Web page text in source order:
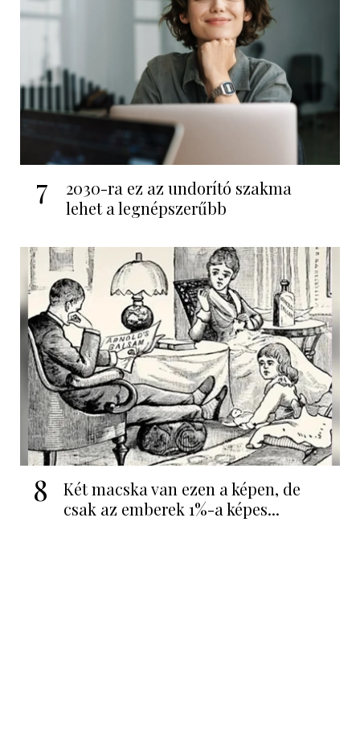
7
2030-ra ez az undorító szakma
lehet a legnépszerűbb
8
Két macska van ezen a képen, de
csak az emberek 1%-a képes...